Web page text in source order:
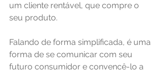
um cliente rentável, que compre o
seu produto.
Falando de forma simplificada, é uma
forma de se comunicar com seu
futuro consumidor e convencê-lo a